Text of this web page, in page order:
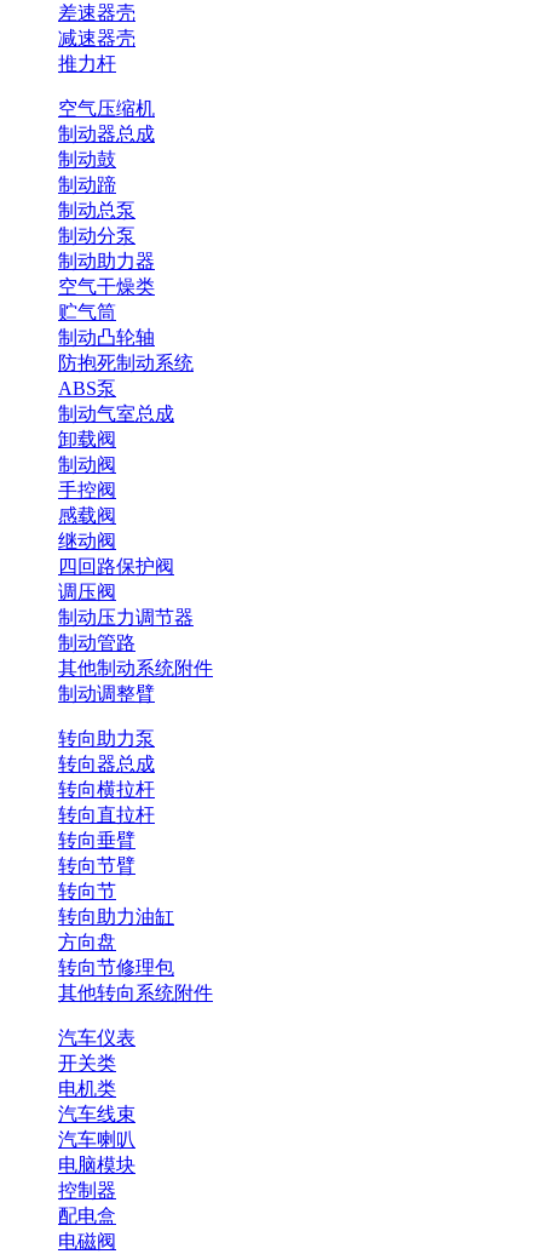
差速器壳
减速器壳
推力杆
空气压缩机
制动器总成
制动鼓
制动蹄
制动总泵
制动分泵
制动助力器
空气干燥类
贮气筒
制动凸轮轴
防抱死制动系统
ABS泵
制动气室总成
卸载阀
制动阀
手控阀
感载阀
继动阀
四回路保护阀
调压阀
制动压力调节器
制动管路
其他制动系统附件
制动调整臂
转向助力泵
转向器总成
转向横拉杆
转向直拉杆
转向垂臂
转向节臂
转向节
转向助力油缸
方向盘
转向节修理包
其他转向系统附件
汽车仪表
开关类
电机类
汽车线束
汽车喇叭
电脑模块
控制器
配电盒
电磁阀